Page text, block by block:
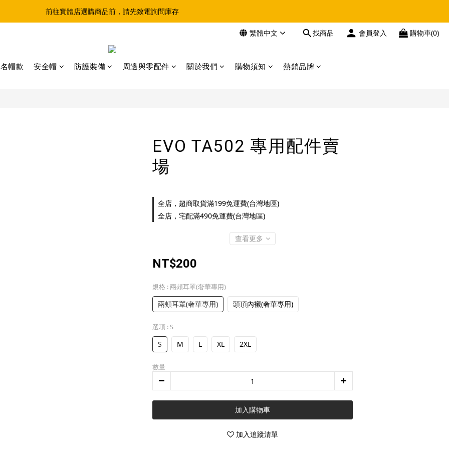
超取滿199、宅配滿490 享免運優惠
前往實體店選購商品前，請先致電詢問庫存
繁體中文 找商品 會員登入 購物車(0)
帽款 安全帽 防護裝備 周邊與零配件 關於我們 購物須知 熱銷品牌
EVO TA502 專用配件賣
場
全店，超商取貨滿199免運費(台灣地區)
全店，宅配滿490免運費(台灣地區)
查看更多
NT$200
規格 : 兩頰耳罩(奢華專用)
兩頰耳罩(奢華專用) 頭頂內襯(奢華專用)
選項 : S
S M L XL 2XL
數量
加入購物車
加入追蹤清單